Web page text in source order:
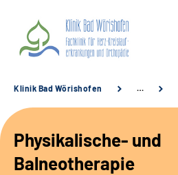
Unsere Klinik
Unsere Angebote
Klinik Bad Wörishofen …
Physikalische- und
Balneotherapie